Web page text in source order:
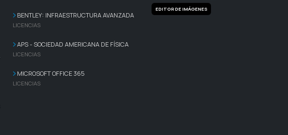
BENTLEY: INFRAESTRUCTURA AVANZADA
LICENCIAS
APS - SOCIEDAD AMERICANA DE FÍSICA
LICENCIAS
MICROSOFT OFFICE 365
LICENCIAS
EDITOR DE IMÁGENES